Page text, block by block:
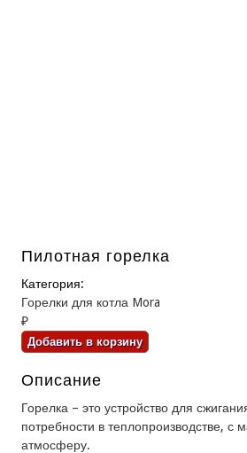
Пилотная горелка
Категория:
Горелки для котла Mora
₽
Описание
Горелка – это устройство для
потребности в теплопроизводстве,
атмосферу.